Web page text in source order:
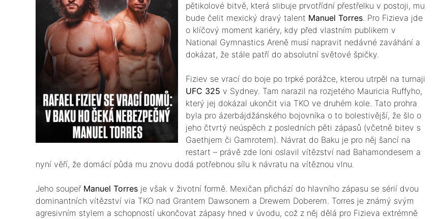
pětikolové bitvě, která slibuje prvotřídní přestřelku v postoji, mu
bude čelit mexický dravý talent Manuel Torres . Pro Fizieva jde
o klíčový moment kariéry, kdy před vlastním publikem v
National Gymnastics Areně musí napravit nedávné zaváhání a
dokázat, že stále patří do absolutní světové špičky.
​Fiziev se vrací do boje po trpké porážce, kterou utrpěl na turnaji
UFC 325 v Sydney. Tam narazil na rozjetého Mauricia Ruffyho,
který jej dokázal ukončit via TKO ve druhém kole. Tato prohra
byla pro ázerbájdžánského bojovníka o to bolestivější, že šlo o
jeho čtvrtý neúspěch z posledních pěti zápasů (včetně bitev s
Gaethjem či Gamrotem). Návrat do Baku je pro něj šancí na
restart – právě zde loni oslavil vítězství nad Bahamondesem a
nyní věří, že domácí půda mu znovu dodá potřebnou sílu k návratu na vítěznou vlnu.
​Jeho soupeř Manuel Torres je však v životní formě. Mexičan přichází do hlavního zápasu se sérií dvou
dominantních vítězství via TKO nad Grantem Dawsonem a Drewem Doberem. Torres je známý svým
agresivním stylem a schopností ukončovat zápasy hned v úvodu, což z něj dělá pro Fizieva extrémně